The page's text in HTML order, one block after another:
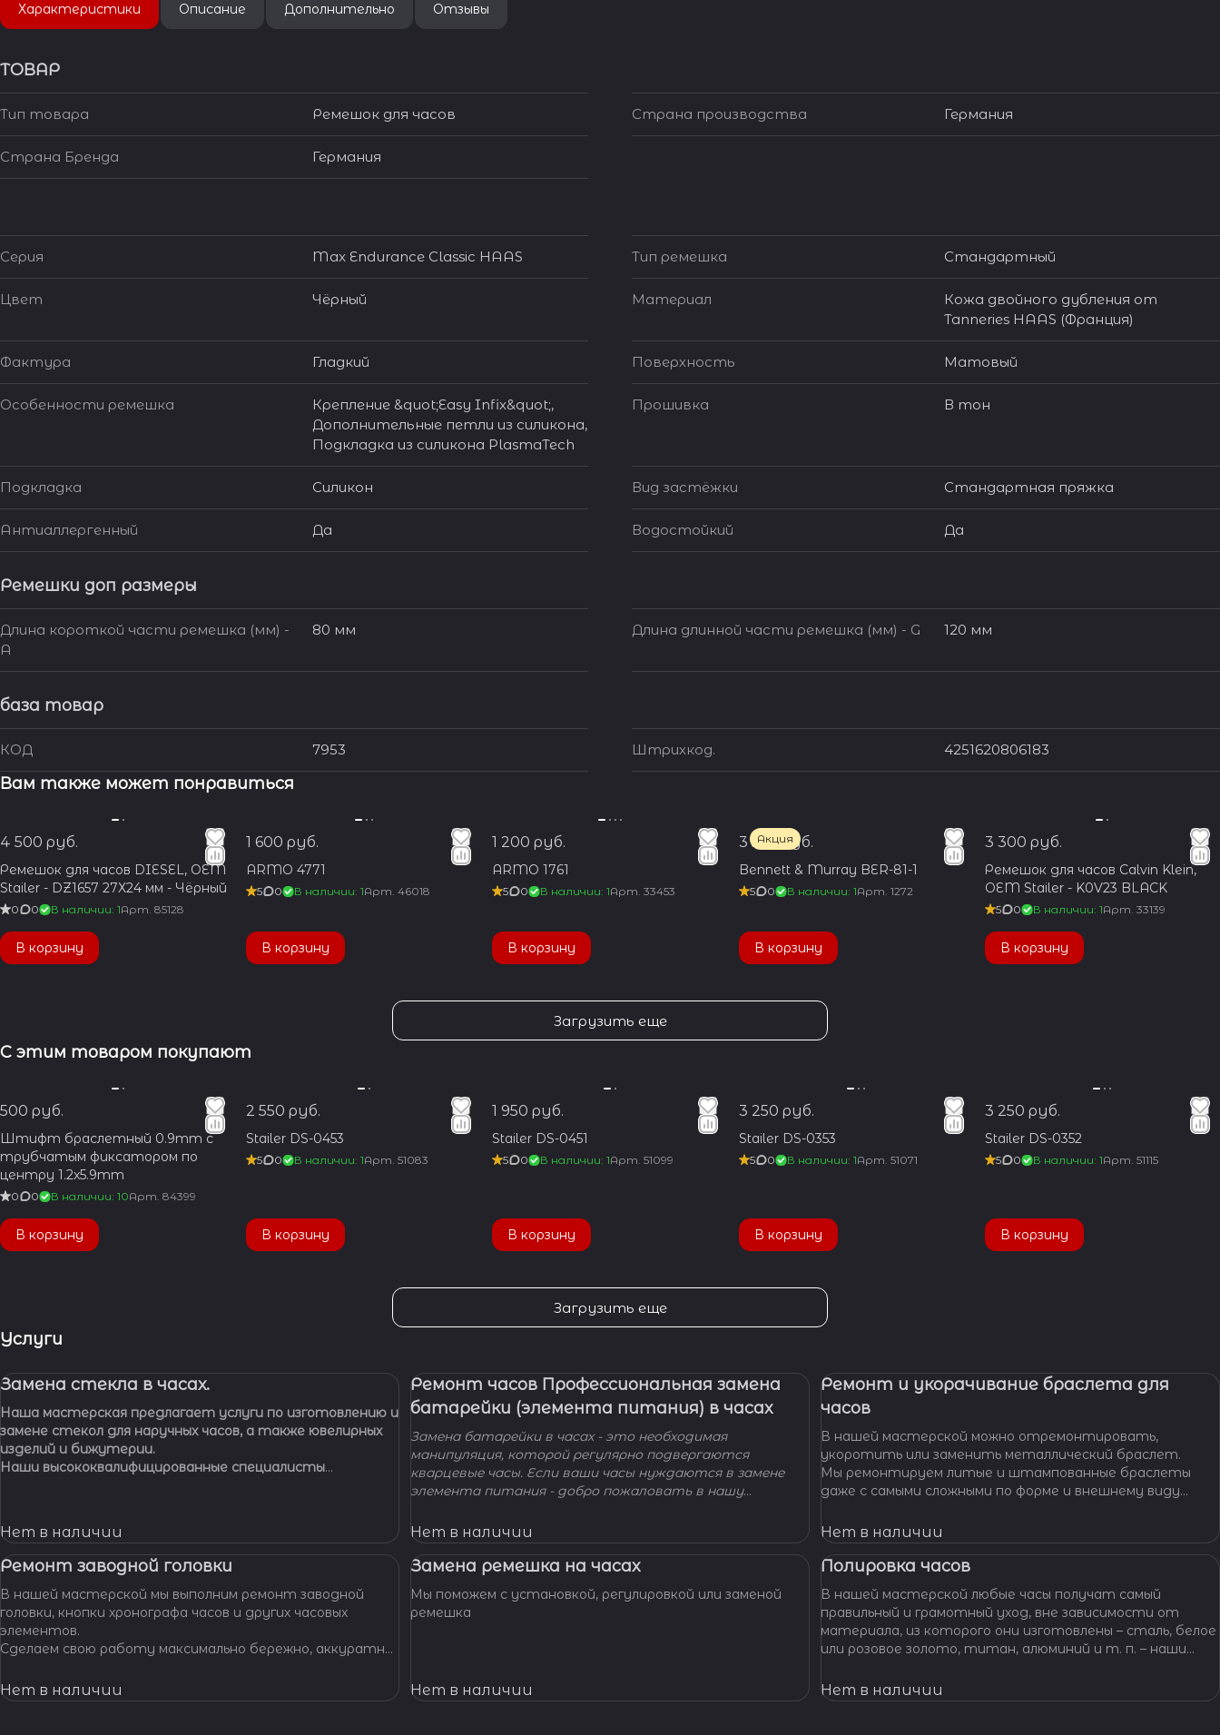
Характеристики Описание Дополнительно Отзывы
ТОВАР
Тип товара Ремешок для часов Страна производства Германия
Страна Бренда Германия
Серия Max Endurance Classic HAAS Тип ремешка Стандартный
Цвет Чёрный Материал
Кожа двойного дубления от
Tanneries HAAS (Франция)
Фактура Гладкий Поверхность Матовый
Особенности ремешка
Крепление &quot;Easy Infix&quot;,
Дополнительные петли из силикона,
Подкладка из силикона PlasmaTech
Прошивка В тон
Подкладка Силикон Вид застёжки Стандартная пряжка
Антиаллергенный Да Водостойкий Да
Ремешки доп размеры
Длина короткой части ремешка (мм) -
A
80 мм Длина длинной части ремешка (мм) - G 120 мм
база товар
КОД 7953 Штрихкод. 4251620806183
Вам также может понравиться
4 500 руб.
Ремешок для часов DIESEL, OEM
Stailer - DZ1657 27Х24 мм - Чёрный
0 0 В наличии: 1Арт. 85128
В корзину
1 600 руб.
ARMO 4771
5 0 В наличии: 1Арт.46018
В корзину
1 200 руб.
ARMO 1761
5 0 В наличии: 1Арт.33453
В корзину
Акция
3 550 руб.
Bennett & Murray BER-81-1
5 0 В наличии: 1Арт. 1272
В корзину
3 300 руб.
Ремешок для часов Calvin Klein,
OEM Stailer - K0V23 BLACK
5 0 В наличии: 1Арт. 33139
В корзину
Загрузить еще
С этим товаром покупают
500 руб.
Штифт браслетный 0.9mm с
трубчатым фиксатором по
центру 1.2x5.9mm
0 0 В наличии: 10Арт. 84399
В корзину
2 550 руб.
Stailer DS-0453
5 0 В наличии: 1Арт.51083
В корзину
1 950 руб.
Stailer DS-0451
5 0 В наличии: 1Арт.51099
В корзину
3 250 руб.
Stailer DS-0353
5 0 В наличии: 1Арт. 51071
В корзину
3 250 руб.
Stailer DS-0352
5 0 В наличии: 1Арт. 51115
В корзину
Загрузить еще
Услуги
Замена стекла в часах.
Наша мастерская предлагает услуги по изготовлению и
замене стекол для наручных часов, а также ювелирных
изделий и бижутерии.
Наши высококвалифицированные специалисты
Нет в наличии
Ремонт часов Профессиональная замена
батарейки (элемента питания) в часах
Замена батарейки в часах - это необходимая
манипуляция, которой регулярно подвергаются
кварцевые часы. Если ваши часы нуждаются в замене
элемента питания - добро пожаловать в нашу
вам решить вашу проблему и произведут замену
батарейки профессионально, быстро, качественно и по
доступной цене.
Нет в наличии
Ремонт и укорачивание браслета для
часов
В нашей мастерской можно отремонтировать,
укоротить или заменить металлический браслет.
Мы ремонтируем литые и штампованные браслеты
даже с самыми сложными по форме и внешнему виду
Нет в наличии
Ремонт заводной головки
В нашей мастерской мы выполним ремонт заводной
головки, кнопки хронографа часов и других часовых
элементов.
Сделаем свою работу максимально бережно, аккуратно
часов.
Нет в наличии
Замена ремешка на часах
Мы поможем с установкой, регулировкой или заменой
ремешка
Нет в наличии
Полировка часов
В нашей мастерской любые часы получат самый
правильный и грамотный уход, вне зависимости от
материала, из которого они изготовлены – сталь, белое
или розовое золото, титан, алюминий и т. п. – наши
материал.
Нет в наличии